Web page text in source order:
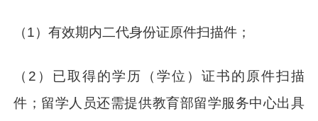
（1）有效期内二代身份证原件扫描件；
（2）已取得的学历（学位）证书的原件扫描
件；留学人员还需提供教育部留学服务中心出具